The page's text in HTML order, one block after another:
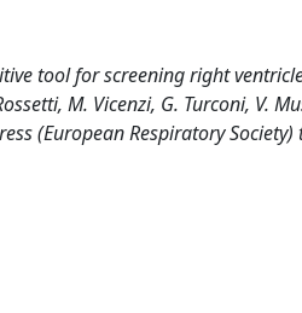
tool for screening right
M. Vicenzi, G. Turconi, V.
(European Respiratory